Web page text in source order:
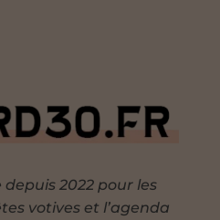
2022 pour les
votives et l’agenda